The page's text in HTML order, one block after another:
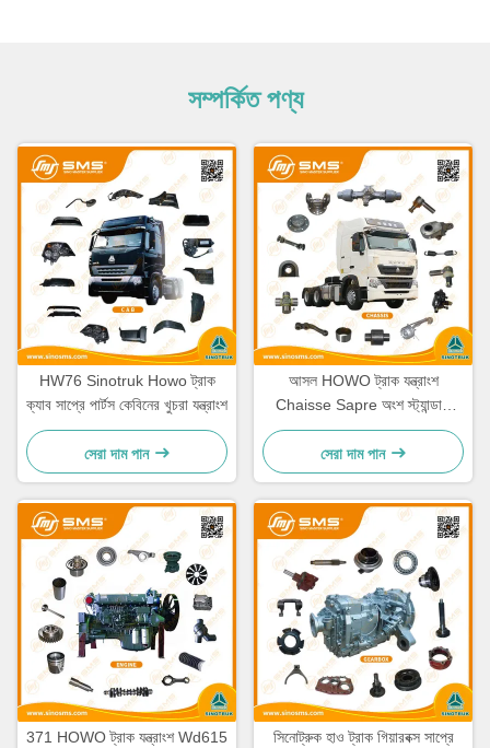
সম্পর্কিত পণ্য
HW76 Sinotruk Howo ট্রাক
ক্যাব সাপ্রে পার্টস কেবিনের খুচরা যন্ত্রাংশ
সেরা দাম পান
আসল HOWO ট্রাক যন্ত্রাংশ
Chaisse Sapre অংশ স্ট্যান্ডার্ড
আকার
সেরা দাম পান
371 HOWO ট্রাক যন্ত্রাংশ Wd615
সিনোট্রুক হাও ট্রাক গিয়ারবক্স সাপ্রে